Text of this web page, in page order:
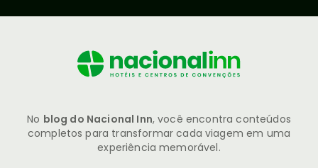
No blog do Nacional Inn, você encontra conteúdos
completos para transformar cada viagem em uma
experiência memorável.